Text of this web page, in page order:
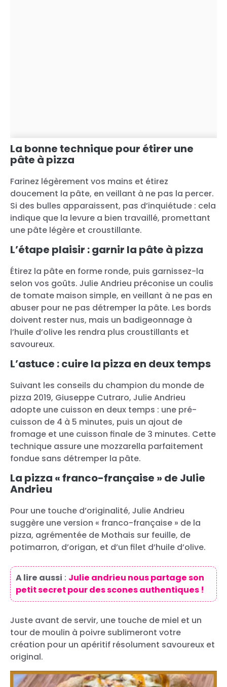
La bonne technique pour étirer une
pâte à pizza
Farinez légèrement vos mains et étirez
doucement la pâte, en veillant à ne pas la percer.
Si des bulles apparaissent, pas d’inquiétude : cela
indique que la levure a bien travaillé, promettant
une pâte légère et croustillante.
L’étape plaisir : garnir la pâte à pizza
Étirez la pâte en forme ronde, puis garnissez-la
selon vos goûts. Julie Andrieu préconise un coulis
de tomate maison simple, en veillant à ne pas en
abuser pour ne pas détremper la pâte. Les bords
doivent rester nus, mais un badigeonnage à
l’huile d’olive les rendra plus croustillants et
savoureux.
L’astuce : cuire la pizza en deux temps
Suivant les conseils du champion du monde de
pizza 2019, Giuseppe Cutraro, Julie Andrieu
adopte une cuisson en deux temps : une pré-
cuisson de 4 à 5 minutes, puis un ajout de
fromage et une cuisson finale de 3 minutes. Cette
technique assure une mozzarella parfaitement
fondue sans détremper la pâte.
La pizza « franco-française » de Julie
Andrieu
Pour une touche d’originalité, Julie Andrieu
suggère une version « franco-française » de la
pizza, agrémentée de Mothais sur feuille, de
potimarron, d’origan, et d’un filet d’huile d’olive.
A lire aussi : Julie andrieu nous partage son
petit secret pour des scones authentiques !
Juste avant de servir, une touche de miel et un
tour de moulin à poivre sublimeront votre
création pour un apéritif résolument savoureux et
original.